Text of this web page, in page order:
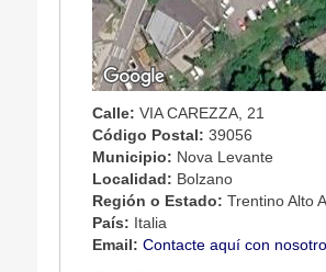
Calle: VIA CAREZZA, 21
Código Postal: 39056
Municipio: Nova Levante
Localidad: Bolzano
Región o Estado: Trentino Alto
País: Italia
Email: Contacte aquí con